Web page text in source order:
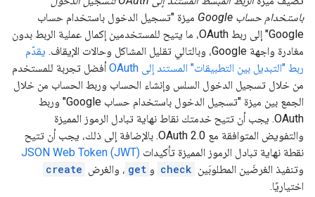
باستخدام حساب Google
ميزة "تسجيل الدخول باستخدام حساب
Google" إلى ربط OAuth، ما يتيح للمستخدمين إكمال عملية الربط بدون
مغادرة واجهة Google، وبالتالي تقليل المشاكل وحالات الإيقاف.
يقدّم
ربط "التبديل بين التطبيقات" المستند إلى OAuth
أفضل تجربة للمستخدم
من خلال تسجيل الدخول السلس وإنشاء الحساب وربط الحساب من خلال
الجمع بين ميزة "تسجيل الدخول باستخدام حساب Google" وربط
OAuth. يجب أن تتيح خدمتك نقاط نهاية تبادل الرموز المميزة
والتفويض المتوافقة مع OAuth 2.0. بالإضافة إلى ذلك، يجب أن تتيح
نقطة نهاية تبادل الرموز المميزة تأكيدات JSON Web Token (JWT)
وتنفيذ الغرضَين المطلوبَين check و get ، والغرض create
اختياريًا.